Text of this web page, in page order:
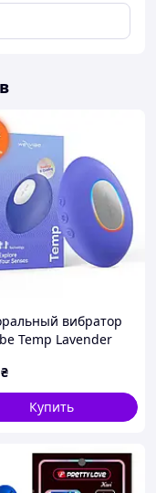
вибратор
Temp Lavender
синий
₴
Купить